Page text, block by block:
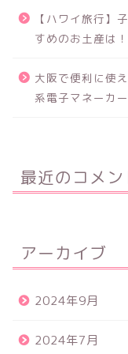
【ハワイ旅行】
すめのお土産は！
大阪で便利に使
系電子マネーカ
最近のコメン
アーカイブ
2024年9月
2024年7月